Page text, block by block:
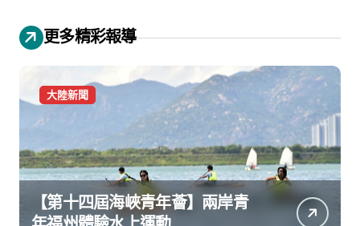
更多精彩報導
大陸新聞
【第十四屆海峽青年薈】兩岸青